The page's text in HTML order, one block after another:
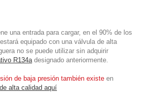
una entrada para cargar, en el 90% de los
equipado con una válvula de alta
no se puede utilizar sin adquirir
R134adesignado anteriormente.
de baja presión también existe en
alta calidad aquí